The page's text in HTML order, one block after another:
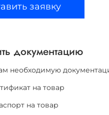
заявку
документацию
необходимую
на товар
на товар